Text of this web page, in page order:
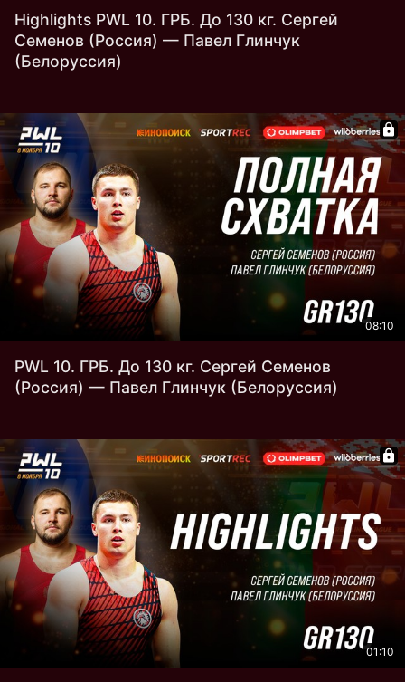
Highlights PWL 10. ГРБ. До 130 кг. Сергей
Семенов (Россия) — Павел Глинчук
(Белоруссия)
08:10
PWL 10. ГРБ. До 130 кг. Сергей Семенов
(Россия) — Павел Глинчук (Белоруссия)
01:10